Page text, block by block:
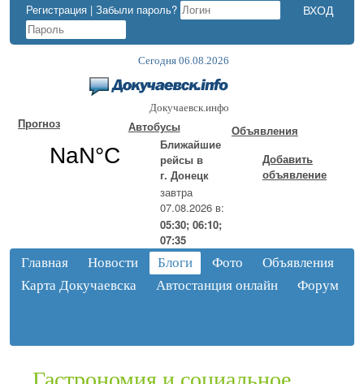
Регистрация | Забыли пароль?
Сегодня 06.08.2026
Докучаевск.инфо
Прогноз
Автобусы
Ближайшие
рейсы в
г. Донецк
завтра
07.08.2026 в:
05:30; 06:10;
07:35
Объявления
Добавить
объявление
Главная Новости Блоги Фото
Объявления
Карта Докучаевска
Автостанция онлайн Форум